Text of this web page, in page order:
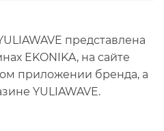
представлена
EKONIKA, на сайте
приложении бренда, а
YULIAWAVE.